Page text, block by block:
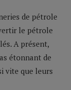
de pétrole
le pétrole
A présent,
étonnant de
vite que leurs